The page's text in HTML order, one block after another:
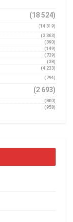
(18 524)
(14 319)
(3 363)
(390)
(149)
(739)
(38)
(4 233)
(794)
(2 693)
(800)
(958)